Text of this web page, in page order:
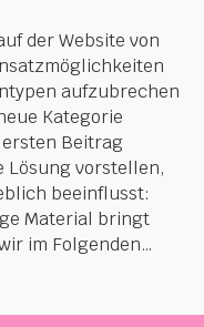
der Website von
aufzubrechen
Kategorie
ersten Beitrag
vorstellen,
beeinflusst:
Material bringt
im Folgenden…